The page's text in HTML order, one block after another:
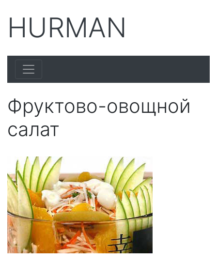
HURMAN
Фруктово-овощной
салат